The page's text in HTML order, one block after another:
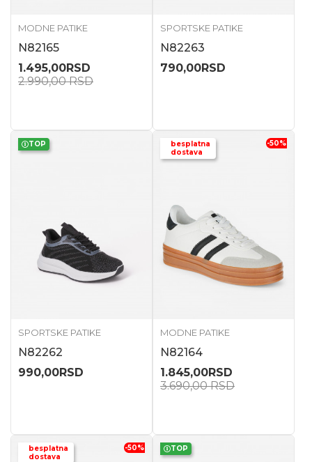
MODNE PATIKE
N82165
1.495,00RSD
2.990,00RSD
SPORTSKE PATIKE
N82263
790,00RSD
TOP
SPORTSKE PATIKE
N82262
990,00RSD
besplatna
dostava
-50%
MODNE PATIKE
N82164
1.845,00RSD
3.690,00RSD
besplatna
dostava
-50% TOP